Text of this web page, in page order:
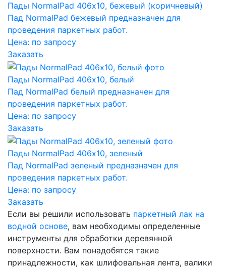
Пады NormalPad 406х10, бежевый (коричневый)
Пад NormalPad бежевый предназначен для
проведения паркетных работ.
Цена: по запросу
Заказать
Пады NormalPad 406х10, белый
Пад NormalPad белый предназначен для
проведения паркетных работ.
Цена: по запросу
Заказать
Пады NormalPad 406х10, зеленый
Пад NormalPad зеленый предназначен для
проведения паркетных работ.
Цена: по запросу
Заказать
Если вы решили использовать паркетный лак на
водной основе, вам необходимы определенные
инструменты для обработки деревянной
поверхности. Вам понадобятся такие
принадлежности, как шлифовальная лента, валики